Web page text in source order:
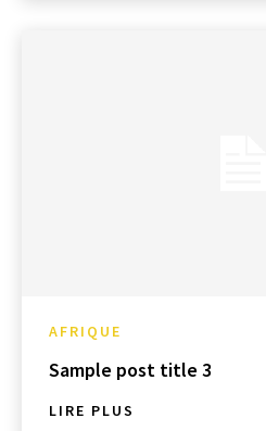
AFRIQUE
Sample post title 3
LIRE PLUS